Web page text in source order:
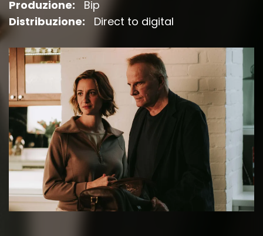
Produzione:
Bip
Distribuzione:
Direct to digital